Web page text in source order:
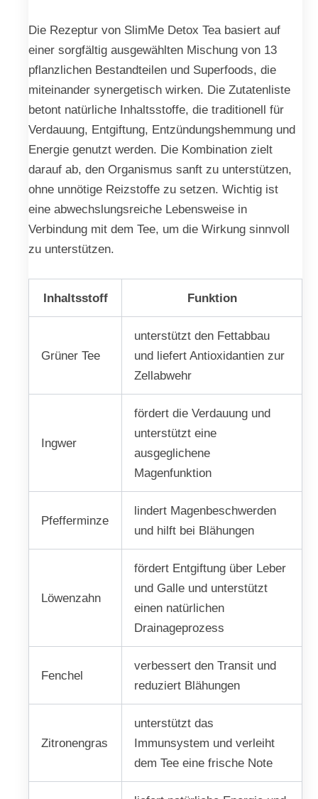
Die Rezeptur von SlimMe Detox Tea basiert auf
einer sorgfältig ausgewählten Mischung von 13
pflanzlichen Bestandteilen und Superfoods, die
miteinander synergetisch wirken. Die Zutatenliste
betont natürliche Inhaltsstoffe, die traditionell für
Verdauung, Entgiftung, Entzündungshemmung und
Energie genutzt werden. Die Kombination zielt
darauf ab, den Organismus sanft zu unterstützen,
ohne unnötige Reizstoffe zu setzen. Wichtig ist
eine abwechslungsreiche Lebensweise in
Verbindung mit dem Tee, um die Wirkung sinnvoll
zu unterstützen.
Inhaltsstoff Funktion
Grüner Tee
unterstützt den Fettabbau
und liefert Antioxidantien zur
Zellabwehr
Ingwer
fördert die Verdauung und
unterstützt eine
ausgeglichene
Magenfunktion
Pfefferminze
lindert Magenbeschwerden
und hilft bei Blähungen
Löwenzahn
fördert Entgiftung über Leber
und Galle und unterstützt
einen natürlichen
Drainageprozess
Fenchel
verbessert den Transit und
reduziert Blähungen
Zitronengras
unterstützt das
Immunsystem und verleiht
dem Tee eine frische Note